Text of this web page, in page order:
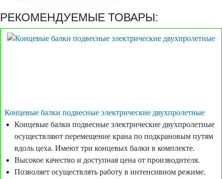
РЕКОМЕНДУЕМЫЕ ТОВАРЫ:
Концевые балки подвесные электрические двухпролетные
Концевые балки подвесные электрические двухпролетные
осуществляют перемещение крана по подкрановым путям
вдоль цеха. Имеют три концевых балки в комплекте.
Высокое качество и доступная цена от производителя.
Позволяет осуществлять работу в интенсивном режиме.